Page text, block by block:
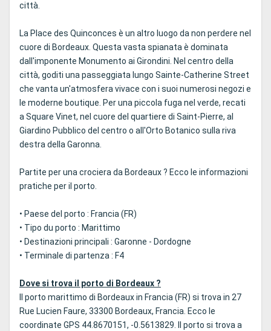
città.
La Place des Quinconces è un altro luogo da non perdere nel
cuore di Bordeaux. Questa vasta spianata è dominata
dall'imponente Monumento ai Girondini. Nel centro della
città, goditi una passeggiata lungo Sainte-Catherine Street
che vanta un'atmosfera vivace con i suoi numerosi negozi e
le moderne boutique. Per una piccola fuga nel verde, recati
a Square Vinet, nel cuore del quartiere di Saint-Pierre, al
Giardino Pubblico del centro o all'Orto Botanico sulla riva
destra della Garonna.
Partite per una crociera da Bordeaux ? Ecco le informazioni
pratiche per il porto.
• Paese del porto : Francia (FR)
• Tipo du porto : Marittimo
• Destinazioni principali : Garonne - Dordogne
• Terminale di partenza : F4
Dove si trova il porto di Bordeaux ?
Il porto marittimo di Bordeaux in Francia (FR) si trova in 27
Rue Lucien Faure, 33300 Bordeaux, Francia. Ecco le
coordinate GPS 44.8670151, -0.5613829. Il porto si trova a